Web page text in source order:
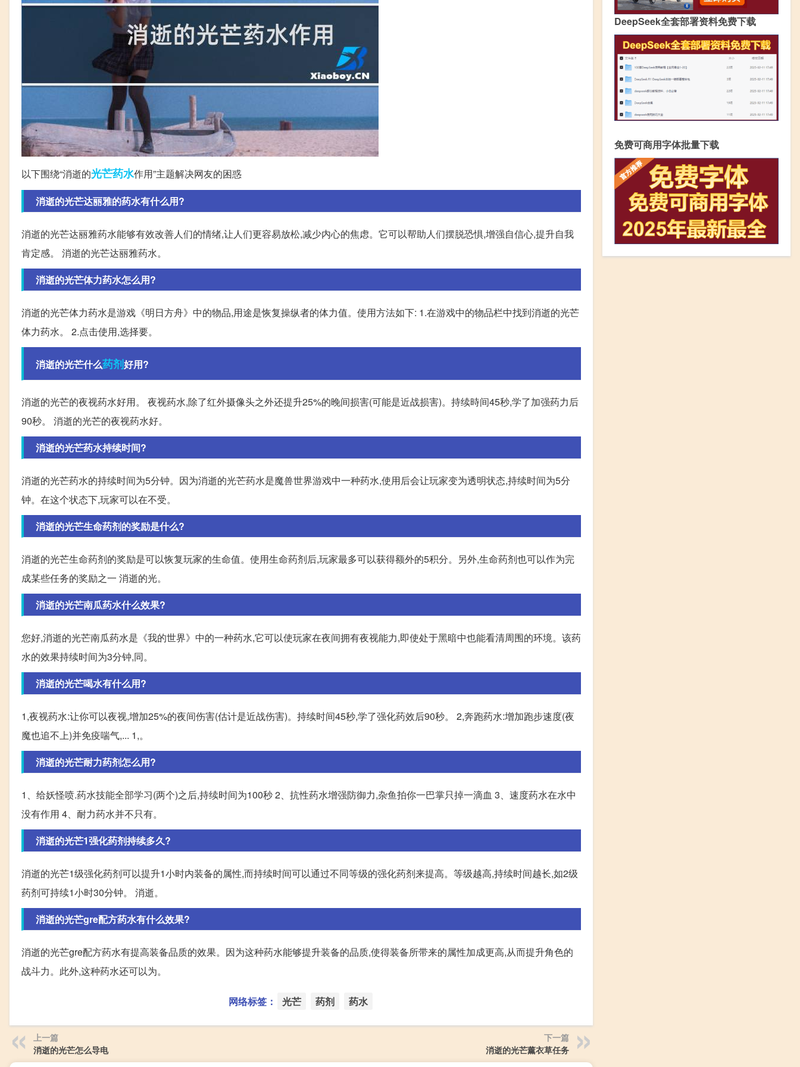
以下围绕“消逝的光芒药水作用”主题解决网友的困惑
消逝的光芒达丽雅的药水有什么用?
消逝的光芒达丽雅药水能够有效改善人们的情绪,让人们更容易放松,减少内心的焦虑。它可以帮助人们摆脱恐惧,增强自信心,提升自我
肯定感。 消逝的光芒达丽雅药水。
消逝的光芒体力药水怎么用?
消逝的光芒体力药水是游戏《明日方舟》中的物品,用途是恢复操纵者的体力值。使用方法如下: 1.在游戏中的物品栏中找到消逝的光芒
体力药水。 2.点击使用,选择要。
消逝的光芒什么药剂好用?
消逝的光芒的夜视药水好用。 夜视药水,除了红外摄像头之外还提升25%的晚间损害(可能是近战损害)。持续時间45秒,学了加强药力后
90秒。 消逝的光芒的夜视药水好。
消逝的光芒药水持续时间?
消逝的光芒药水的持续时间为5分钟。因为消逝的光芒药水是魔兽世界游戏中一种药水,使用后会让玩家变为透明状态,持续时间为5分
钟。在这个状态下,玩家可以在不受。
消逝的光芒生命药剂的奖励是什么?
消逝的光芒生命药剂的奖励是可以恢复玩家的生命值。使用生命药剂后,玩家最多可以获得额外的5积分。另外,生命药剂也可以作为完
成某些任务的奖励之一 消逝的光。
消逝的光芒南瓜药水什么效果?
您好,消逝的光芒南瓜药水是《我的世界》中的一种药水,它可以使玩家在夜间拥有夜视能力,即使处于黑暗中也能看清周围的环境。该药
水的效果持续时间为3分钟,同。
消逝的光芒喝水有什么用?
1,夜视药水:让你可以夜视,增加25%的夜间伤害(估计是近战伤害)。持续时间45秒,学了强化药效后90秒。 2,奔跑药水:增加跑步速度(夜
魔也追不上)并免疫喘气,... 1,。
消逝的光芒耐力药剂怎么用?
1、给妖怪喷.药水技能全部学习(两个)之后,持续时间为100秒 2、抗性药水增强防御力,杂鱼拍你一巴掌只掉一滴血 3、速度药水在水中
没有作用 4、耐力药水并不只有。
消逝的光芒1强化药剂持续多久?
消逝的光芒1级强化药剂可以提升1小时内装备的属性,而持续时间可以通过不同等级的强化药剂来提高。等级越高,持续时间越长,如2级
药剂可持续1小时30分钟。 消逝。
消逝的光芒gre配方药水有什么效果?
消逝的光芒gre配方药水有提高装备品质的效果。因为这种药水能够提升装备的品质,使得装备所带来的属性加成更高,从而提升角色的
战斗力。此外,这种药水还可以为。
网络标签： 光芒 药剂 药水
上一篇
消逝的光芒怎么导电
下一篇
消逝的光芒薰衣草任务
DeepSeek全套部署资料免费下载
免费可商用字体批量下载